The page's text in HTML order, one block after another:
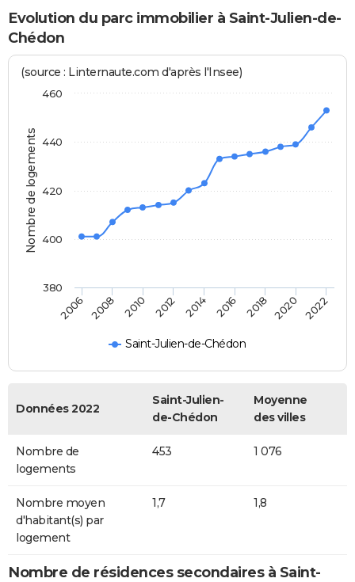
Evolution du parc immobilier à Saint-Julien-de-
Chédon
Nombre de logements
(source : Linternaute.com d'après l'Insee)
Saint-Julien-de-Chédon
2006 2008 2010 2012 2014 2016 2018 2020 2022
380
400
420
440
460
Données 2022
Saint-Julien-
de-Chédon
Moyenne
des villes
Nombre de
logements
453 1 076
Nombre moyen
d'habitant(s) par
logement
1,7 1,8
Nombre de résidences secondaires à Saint-